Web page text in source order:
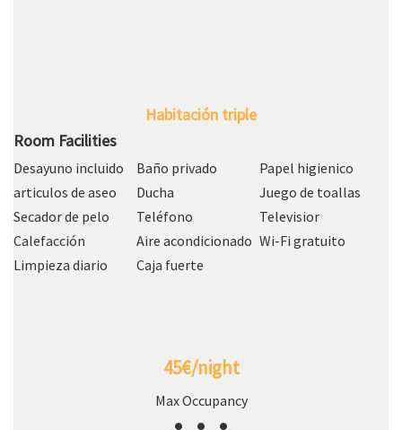
Habitación triple
Room Facilities
Desayuno incluido Baño privado
Papel higienico
articulos de aseo
Ducha
Juego de toallas
Secador de pelo
Teléfono
Televisior
Calefacción
Aire acondicionado Wi-Fi gratuito
Limpieza diario
Caja fuerte
45€/night
Max Occupancy